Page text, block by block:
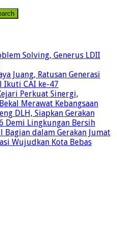
Solving, Generus LDII
Juang, Ratusan Generasi
Ikuti CAI ke-47
Perkuat Sinergi,
Merawat Kebangsaan
DLH, Siapkan Gerakan
Demi Lingkungan Bersih
dalam Gerakan Jumat
Wujudkan Kota Bebas